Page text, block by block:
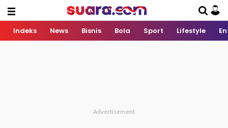
Indeks News Bisnis Bola Sport Lifestyle